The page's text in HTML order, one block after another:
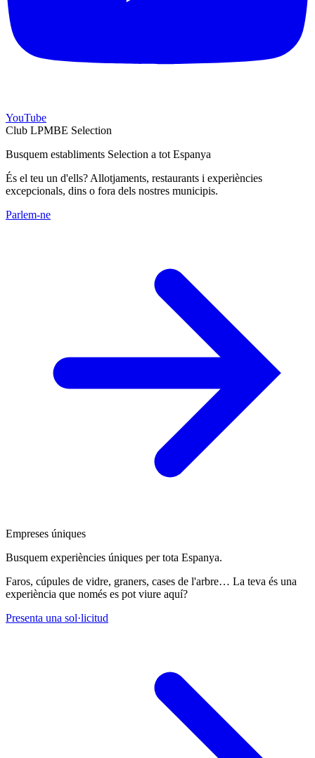
YouTube
Club LPMBE Selection
Busquem establiments Selection a tot Espanya
És el teu un d'ells? Allotjaments, restaurants i experiències
excepcionals, dins o fora dels nostres municipis.
Parlem-ne
Empreses úniques
Busquem experiències úniques per tota Espanya.
Faros, cúpules de vidre, graners, cases de l'arbre… La teva és una
experiència que només es pot viure aquí?
Presenta una sol·licitud